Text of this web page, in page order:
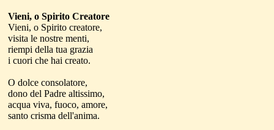
Vieni, o Spirito Creatore
Vieni, o Spirito creatore,
visita le nostre menti,
riempi della tua grazia
i cuori che hai creato.
O dolce consolatore,
dono del Padre altissimo,
acqua viva, fuoco, amore,
santo crisma dell'anima.